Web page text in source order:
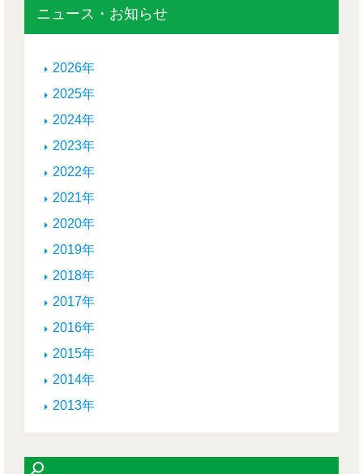
ニュース・お知らせ
2026年
2025年
2024年
2023年
2022年
2021年
2020年
2019年
2018年
2017年
2016年
2015年
2014年
2013年